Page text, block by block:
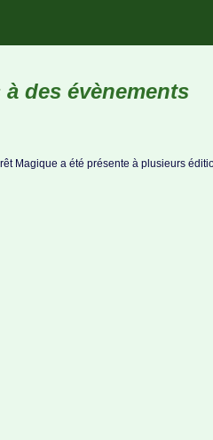
des évènements
Magique a été présente à plusieurs